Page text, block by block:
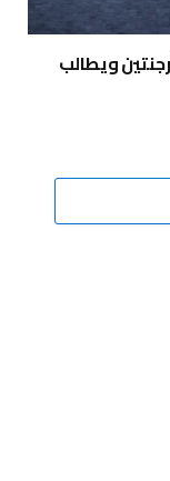
ويطالب